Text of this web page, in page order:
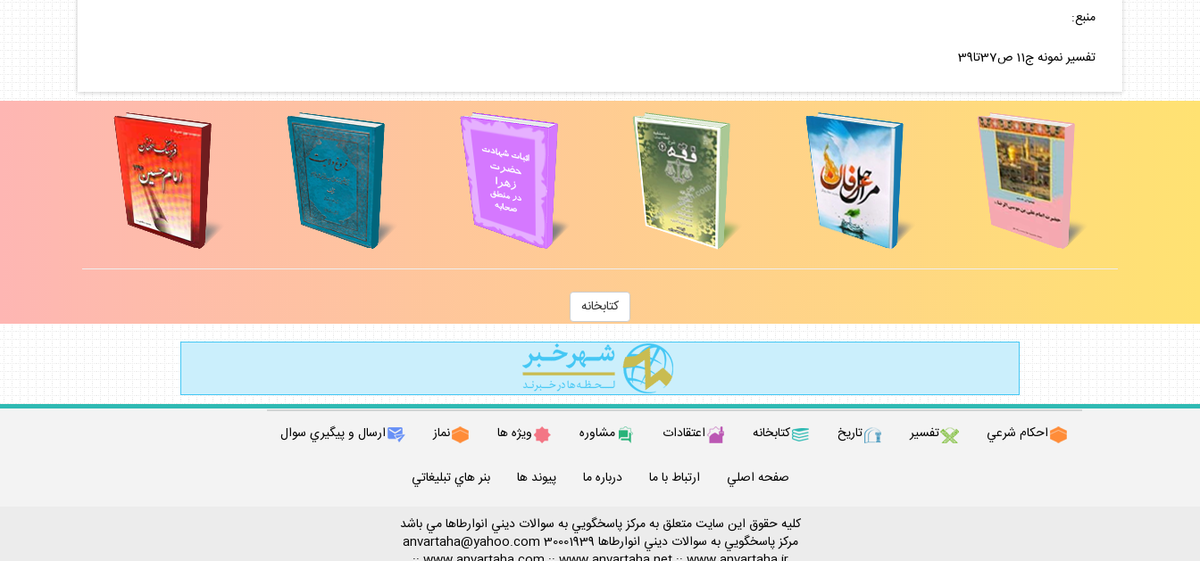
منبع:
تفسير نمونه ج11 ص37تا39
كتابخانه
احكام شرعي تفسير تاريخ كتابخانه اعتقادات مشاوره ويژه ها نماز ارسال و پيگيري سوال
صفحه اصلي ارتباط با ما درباره ما پيوند ها بنر هاي تبليغاتي
كليه حقوق اين سايت متعلق به مركز پاسخگويي به سوالات ديني انوارطاها مي باشد
مركز پاسخگويي به سوالات ديني انوارطاها 30001939
anvartaha@yahoo.com